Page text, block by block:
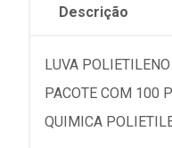
Descrição
LUVA
PACOTE COM 100
QUIMICA